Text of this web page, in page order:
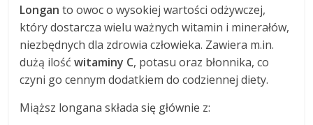
Longan to owoc o wysokiej wartości odżywczej,
który dostarcza wielu ważnych witamin i minerałów,
niezbędnych dla zdrowia człowieka. Zawiera m.in.
dużą ilośćwitaminy C, potasu oraz błonnika, co
czyni go cennym dodatkiem do codziennej diety.
Miąższ longana składa się głównie z: